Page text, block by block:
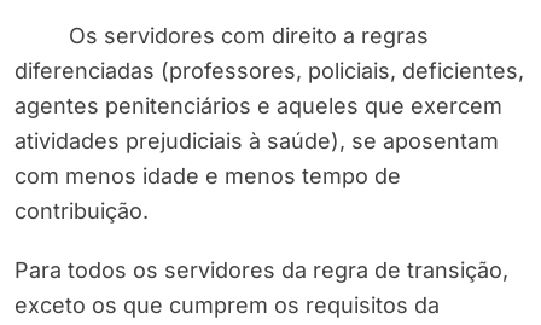
Os servidores com direito a regras
diferenciadas (professores, policiais, deficientes,
agentes penitenciários e aqueles que exercem
atividades prejudiciais à saúde), se aposentam
com menos idade e menos tempo de
contribuição.
Para todos os servidores da regra de transição,
exceto os que cumprem os requisitos da